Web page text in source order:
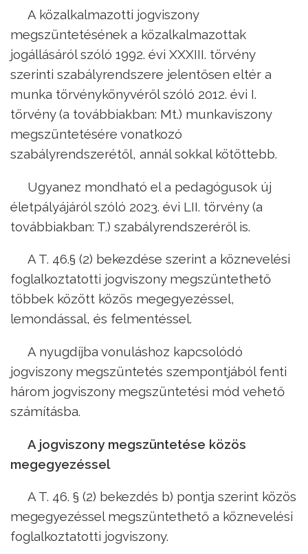
A közalkalmazotti jogviszony
megszüntetésének a közalkalmazottak
jogállásáról szóló 1992. évi XXXIII. törvény
szerinti szabályrendszere jelentősen eltér a
munka törvénykönyvéről szóló 2012. évi I.
törvény (a továbbiakban: Mt.) munkaviszony
megszüntetésére vonatkozó
szabályrendszerétől, annál sokkal kötöttebb.
Ugyanez mondható el a pedagógusok új
életpályájáról szóló 2023. évi LII. törvény (a
továbbiakban: T.) szabályrendszeréről is.
A T. 46.§ (2) bekezdése szerint a köznevelési
foglalkoztatotti jogviszony megszüntethető
többek között közös megegyezéssel,
lemondással, és felmentéssel.
A nyugdíjba vonuláshoz kapcsolódó
jogviszony megszüntetés szempontjából fenti
három jogviszony megszüntetési mód vehető
számításba.
A jogviszony megszüntetése közös
megegyezéssel
A T. 46. § (2) bekezdés b) pontja szerint közös
megegyezéssel megszüntethető a köznevelési
foglalkoztatotti jogviszony.